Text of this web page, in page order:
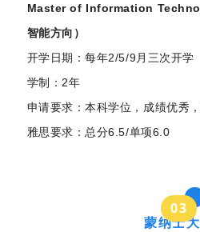
Master of Information
智能方向）
开学日期：每年2/5/9月三次开学
学制：2年
申请要求：本科学位，成绩优秀
雅思要求：总分6.5/单项6.0
03
蒙纳士